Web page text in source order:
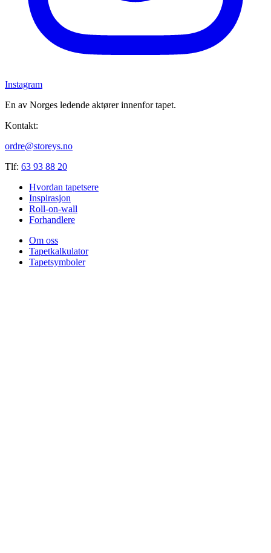
Instagram
En av Norges ledende aktører innenfor tapet.
Kontakt:
ordre@storeys.no
Tlf: 63 93 88 20
Hvordan tapetsere
Inspirasjon
Roll-on-wall
Forhandlere
Om oss
Tapetkalkulator
Tapetsymboler